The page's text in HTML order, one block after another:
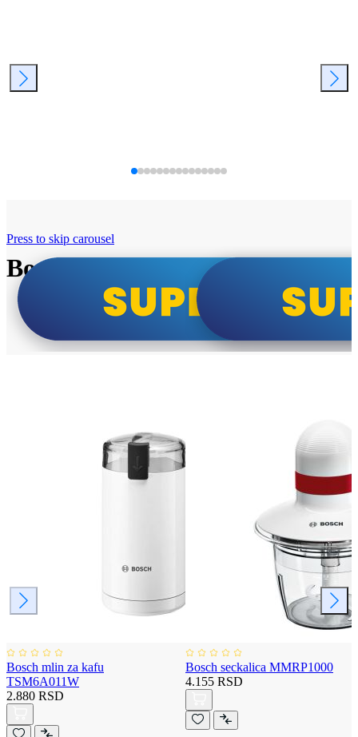
Bosch super cene
Press to skip carousel
Bosch mlin za kafu
TSM6A011W
2.880 RSD
Bosch seckalica MMRP1000
4.155 RSD